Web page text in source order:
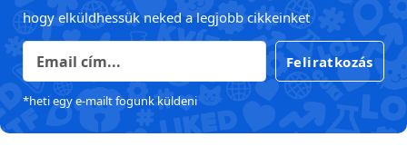
hogy elküldhessük neked a legjobb cikkeinket
Feliratkozás
*heti egy e-mailt fogunk küldeni